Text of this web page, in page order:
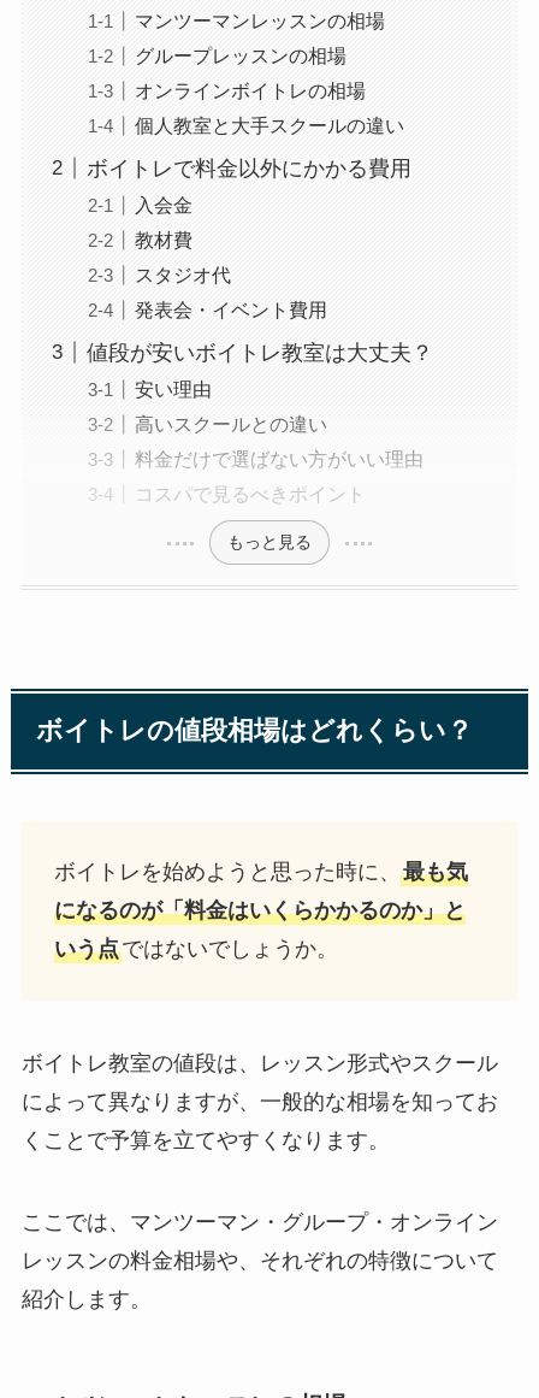
マンツーマンレッスンの相場
グループレッスンの相場
オンラインボイトレの相場
個人教室と大手スクールの違い
ボイトレで料金以外にかかる費用
入会金
教材費
スタジオ代
発表会・イベント費用
値段が安いボイトレ教室は大丈夫？
安い理由
高いスクールとの違い
料金だけで選ばない方がいい理由
コスパで見るべきポイント
もっと見る
ボイトレの値段相場はどれくらい？
ボイトレを始めようと思った時に、 最も気
になるのが「料金はいくらかかるのか」と
いう点ではないでしょうか。
ボイトレ教室の値段は、レッスン形式やスクール
によって異なりますが、一般的な相場を知ってお
くことで予算を立てやすくなります。
ここでは、マンツーマン・グループ・オンライン
レッスンの料金相場や、それぞれの特徴について
紹介します。